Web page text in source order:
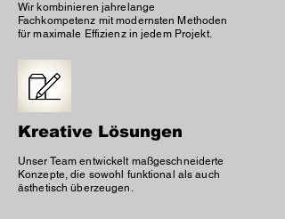
Wir kombinieren jahrelange
Fachkompetenz mit modernsten Methoden
für maximale Effizienz in jedem Projekt.
Kreative Lösungen
Unser Team entwickelt maßgeschneiderte
Konzepte, die sowohl funktional als auch
ästhetisch überzeugen.